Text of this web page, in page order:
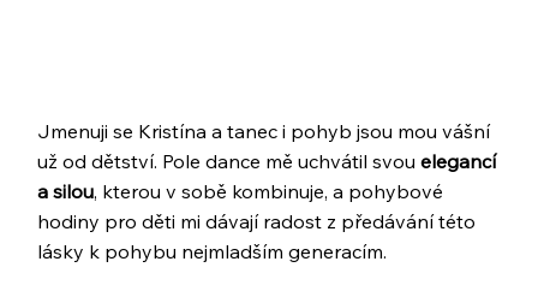
Jmenuji se Kristína a tanec i pohyb jsou mou vášní
už od dětství. Pole dance mě uchvátil svouelegancí
a silou, kterou v sobě kombinuje, a pohybové
hodiny pro děti mi dávají radost z předávání této
lásky k pohybu nejmladším generacím.